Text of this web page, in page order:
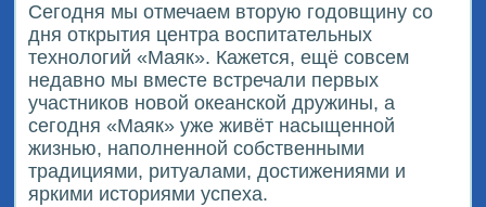
Сегодня мы отмечаем вторую годовщину со
дня открытия центра воспитательных
технологий «Маяк». Кажется, ещё совсем
недавно мы вместе встречали первых
участников новой океанской дружины, а
сегодня «Маяк» уже живёт насыщенной
жизнью, наполненной собственными
традициями, ритуалами, достижениями и
яркими историями успеха.